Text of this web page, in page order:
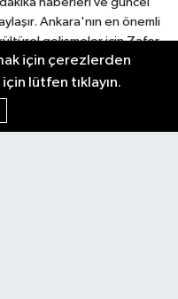
Ankara'nın en önemli
gelişmeler için Zafer
haber kaynağı.
için çerezlerden
lütfen tıklayın.